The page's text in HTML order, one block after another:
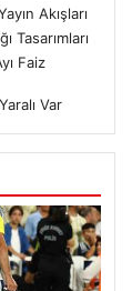
Akışları
Tasarımları
Faiz
Var